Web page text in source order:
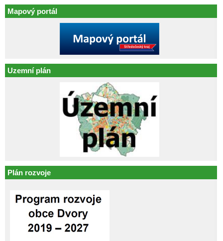
Mapový portál
Uzemní plán
Plán rozvoje